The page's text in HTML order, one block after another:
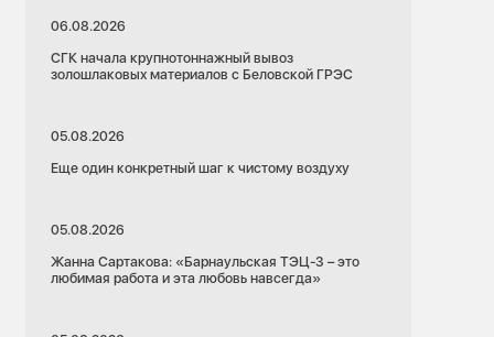
06.08.2026
СГК начала крупнотоннажный вывоз
золошлаковых материалов с Беловской ГРЭС
05.08.2026
Еще один конкретный шаг к чистому воздуху
05.08.2026
Жанна Сартакова: «Барнаульская ТЭЦ-3 – это
любимая работа и эта любовь навсегда»